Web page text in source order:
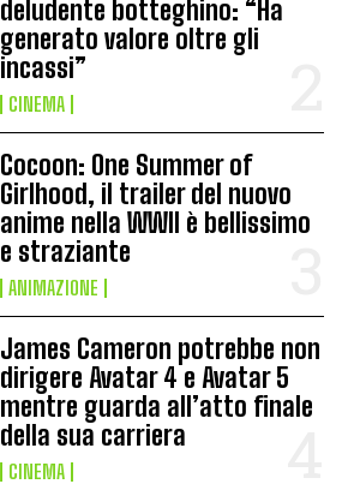
deludente botteghino: “Ha
generato valore oltre gli
incassi”
CINEMA
Cocoon: One Summer of
Girlhood, il trailer del nuovo
anime nella WWII è bellissimo
e straziante
ANIMAZIONE
James Cameron potrebbe non
dirigere Avatar 4 e Avatar 5
mentre guarda all’atto finale
della sua carriera
CINEMA